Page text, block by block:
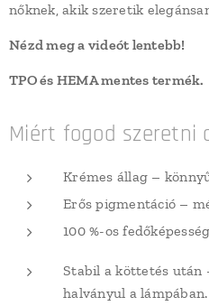
nőknek, akik szeretik
Nézd meg a videót lentebb!
TPO és HEMA mentes termék.
Miért fogod szeretni
Krémes állag –
Erős pigmentáció –
100 %-os fedőképesség
Stabil a köttetés után
halványul a lámpában.